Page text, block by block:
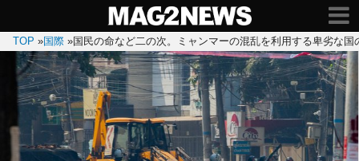
TOP »国際 »国民の命など二の次。ミャンマーの混乱を利用する卑劣な国